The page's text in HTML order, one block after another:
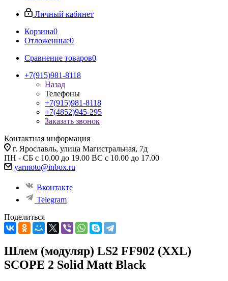
Личный кабинет
Корзина0
Отложенные0
Сравнение товаров0
+7(915)981-8118
Назад
Телефоны
+7(915)981-8118
+7(4852)945-295
Заказать звонок
Контактная информация
г. Ярославль, улица Магистральная, 7д
ПН - СБ с 10.00 до 19.00 ВС с 10.00 до 17.00
yarmoto@inbox.ru
Вконтакте
Telegram
Поделиться
Шлем (модуляр) LS2 FF902 (XXL)
SCOPE 2 Solid Matt Black